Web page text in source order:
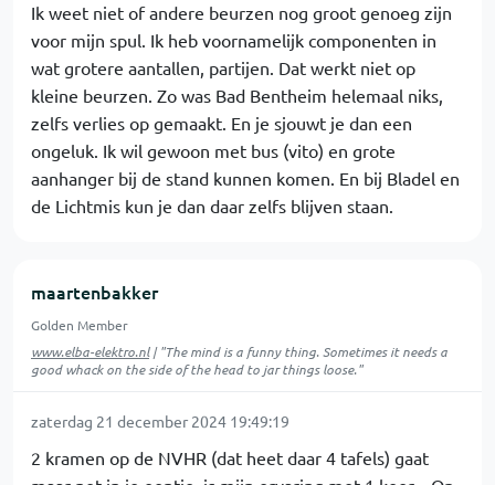
Ik weet niet of andere beurzen nog groot genoeg zijn
voor mijn spul. Ik heb voornamelijk componenten in
wat grotere aantallen, partijen. Dat werkt niet op
kleine beurzen. Zo was Bad Bentheim helemaal niks,
zelfs verlies op gemaakt. En je sjouwt je dan een
ongeluk. Ik wil gewoon met bus (vito) en grote
aanhanger bij de stand kunnen komen. En bij Bladel en
de Lichtmis kun je dan daar zelfs blijven staan.
maartenbakker
Golden Member
www.elba-elektro.nl| "The mind is a funny thing. Sometimes it needs a
good whack on the side of the head to jar things loose."
zaterdag 21 december 2024 19:49:19
2 kramen op de NVHR (dat heet daar 4 tafels) gaat